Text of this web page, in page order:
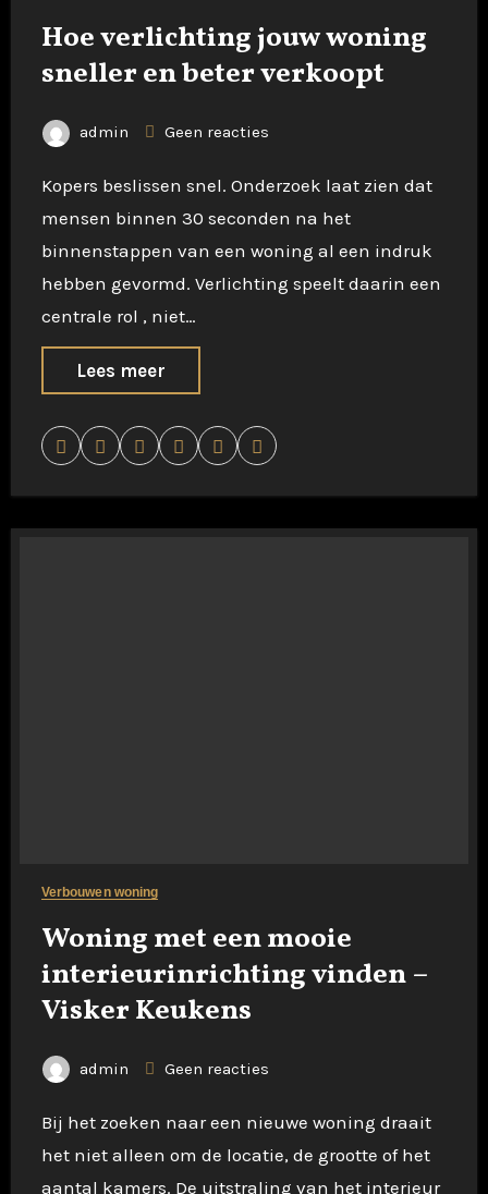
Hoe verlichting jouw woning
sneller en beter verkoopt
admin Geen reacties
Kopers beslissen snel. Onderzoek laat zien dat
mensen binnen 30 seconden na het
binnenstappen van een woning al een indruk
hebben gevormd. Verlichting speelt daarin een
centrale rol , niet…
Lees meer
Verbouwen woning
Woning met een mooie
interieurinrichting vinden –
Visker Keukens
admin Geen reacties
Bij het zoeken naar een nieuwe woning draait
het niet alleen om de locatie, de grootte of het
aantal kamers. De uitstraling van het interieur